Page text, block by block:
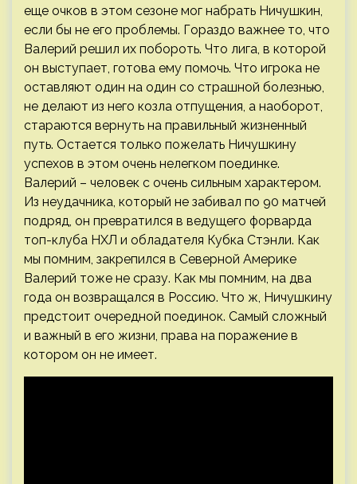
еще очков в этом сезоне мог набрать Ничушкин,
если бы не его проблемы. Гораздо важнее то, что
Валерий решил их побороть. Что лига, в которой
он выступает, готова ему помочь. Что игрока не
оставляют один на один со страшной болезнью,
не делают из него козла отпущения, а наоборот,
стараются вернуть на правильный жизненный
путь. Остается только пожелать Ничушкину
успехов в этом очень нелегком поединке.
Валерий – человек с очень сильным характером.
Из неудачника, который не забивал по 90 матчей
подряд, он превратился в ведущего форварда
топ-клуба НХЛ и обладателя Кубка Стэнли. Как
мы помним, закрепился в Северной Америке
Валерий тоже не сразу. Как мы помним, на два
года он возвращался в Россию. Что ж, Ничушкину
предстоит очередной поединок. Самый сложный
и важный в его жизни, права на поражение в
котором он не имеет.